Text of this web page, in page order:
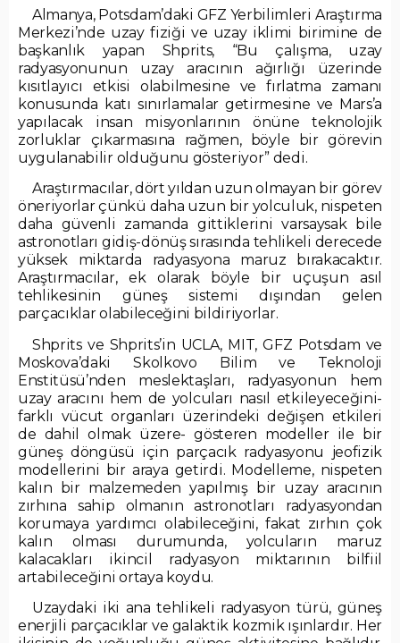
Almanya, Potsdam’daki GFZ Yerbilimleri Araştırma
Merkezi’nde uzay fiziği ve uzay iklimi birimine de
başkanlık yapan Shprits, “Bu çalışma, uzay
radyasyonunun uzay aracının ağırlığı üzerinde
kısıtlayıcı etkisi olabilmesine ve fırlatma zamanı
konusunda katı sınırlamalar getirmesine ve Mars’a
yapılacak insan misyonlarının önüne teknolojik
zorluklar çıkarmasına rağmen, böyle bir görevin
uygulanabilir olduğunu gösteriyor” dedi.
Araştırmacılar, dört yıldan uzun olmayan bir görev
öneriyorlar çünkü daha uzun bir yolculuk, nispeten
daha güvenli zamanda gittiklerini varsaysak bile
astronotları gidiş-dönüş sırasında tehlikeli derecede
yüksek miktarda radyasyona maruz bırakacaktır.
Araştırmacılar, ek olarak böyle bir uçuşun asıl
tehlikesinin güneş sistemi dışından gelen
parçacıklar olabileceğini bildiriyorlar.
Shprits ve Shprits’in UCLA, MIT, GFZ Potsdam ve
Moskova’daki Skolkovo Bilim ve Teknoloji
Enstitüsü’nden meslektaşları, radyasyonun hem
uzay aracını hem de yolcuları nasıl etkileyeceğini-
farklı vücut organları üzerindeki değişen etkileri
de dahil olmak üzere- gösteren modeller ile bir
güneş döngüsü için parçacık radyasyonu jeofizik
modellerini bir araya getirdi. Modelleme, nispeten
kalın bir malzemeden yapılmış bir uzay aracının
zırhına sahip olmanın astronotları radyasyondan
korumaya yardımcı olabileceğini, fakat zırhın çok
kalın olması durumunda, yolcuların maruz
kalacakları ikincil radyasyon miktarının bilfiil
artabileceğini ortaya koydu.
Uzaydaki iki ana tehlikeli radyasyon türü, güneş
enerjili parçacıklar ve galaktik kozmik ışınlardır. Her